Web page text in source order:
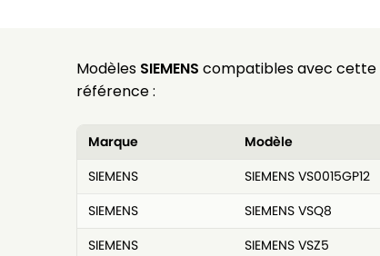
Modèles SIEMENS compatibles avec cette
référence :
Marque
Modèle
SIEMENS
SIEMENS VS0015GP12
SIEMENS
SIEMENS VSQ8
SIEMENS
SIEMENS VSZ5